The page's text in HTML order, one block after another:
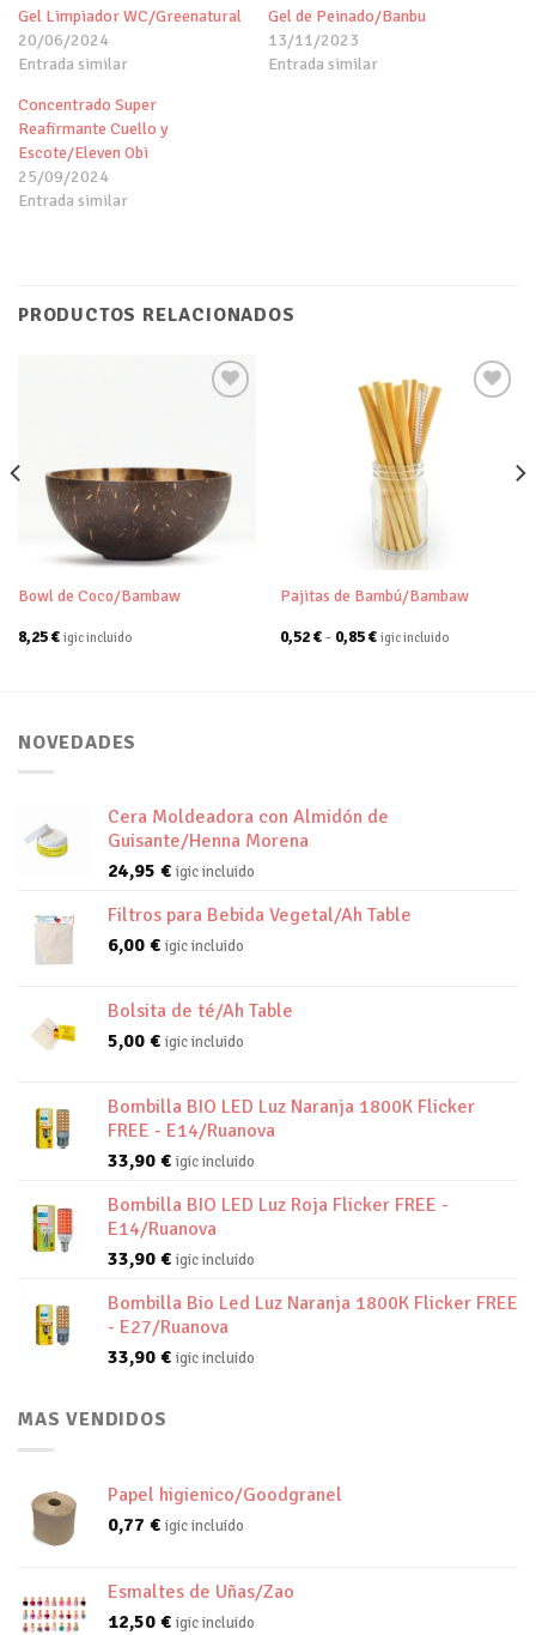
Gel Limpiador WC/Greenatural
20/06/2024
Entrada similar
Gel de Peinado/Banbu
13/11/2023
Entrada similar
Concentrado Super
Reafirmante Cuello y
Escote/Eleven Obi
25/09/2024
Entrada similar
PRODUCTOS RELACIONADOS
a tu
lista de
deseos
Bowl de Coco/Bambaw
8,25€ igic incluido
Pajitas de Bambú/Bambaw
0,52€- 0,85€Rango
de
igic incluido
NOVEDADES
Cera Moldeadora con Almidón de
Guisante/Henna Morena
24,95 € igic incluido
Filtros para Bebida Vegetal/Ah Table
6,00 € igic incluido
Bolsita de té/Ah Table
5,00 € igic incluido
Bombilla BIO LED Luz Naranja 1800K Flicker
FREE - E14/Ruanova
33,90 € igic incluido
Bombilla BIO LED Luz Roja Flicker FREE -
E14/Ruanova
33,90 € igic incluido
Bombilla Bio Led Luz Naranja 1800K Flicker FREE
- E27/Ruanova
33,90 € igic incluido
MAS VENDIDOS
Papel higienico/Goodgranel
0,77 € igic incluido
Esmaltes de Uñas/Zao
12,50 € igic incluido